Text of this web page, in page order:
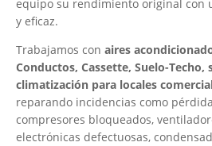
equipo su rendimiento original con
y eficaz.
Trabajamos con aires
Conductos, Cassette, Suelo-
climatización para locales
reparando incidencias como
compresores bloqueados,
electrónicas defectuosas,